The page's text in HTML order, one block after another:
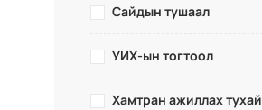
Сайдын тушаал
УИХ-ын тогтоол
Хамтран ажиллах тухай